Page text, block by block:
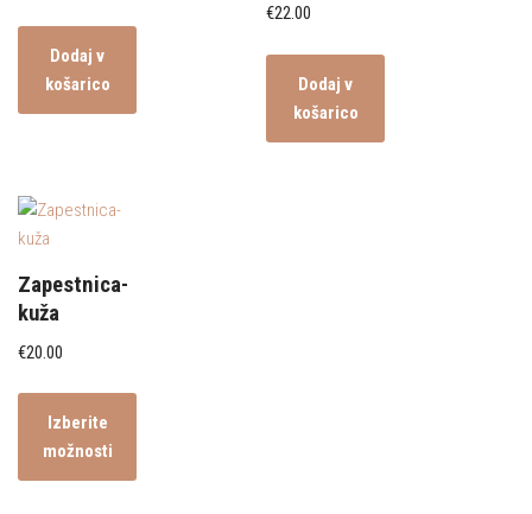
Dodaj v
košarico
€22.00
Dodaj v
košarico
Zapestnica-
kuža
€20.00
Izberite
možnosti